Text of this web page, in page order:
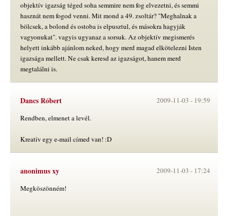
objektív igazság téged soha semmire nem fog elvezetni, és semmi
hasznát nem fogod venni. Mit mond a 49. zsoltár? "Meghalnak a
bölcsek, a bolond és ostoba is elpusztul, és másokra hagyják
vagyonukat". vagyis ugyanaz a sorsuk. Az objektív megismerés
helyett inkább ajánlom neked, hogy merd magad elkötelezni Isten
igazsága mellett. Ne csak keresd az igazságot, hanem merd
megtalálni is.
Dancs Róbert 2009-11-03 - 19:59
Rendben, elmenet a levél.
Kreatív egy e-mail címed van! :D
anonimus xy 2009-11-03 - 17:24
Megköszönném!